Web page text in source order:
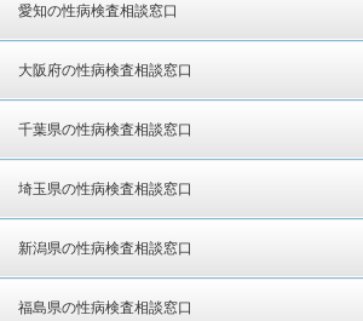
愛知の性病検査相談窓口
大阪府の性病検査相談窓口
千葉県の性病検査相談窓口
埼玉県の性病検査相談窓口
新潟県の性病検査相談窓口
福島県の性病検査相談窓口